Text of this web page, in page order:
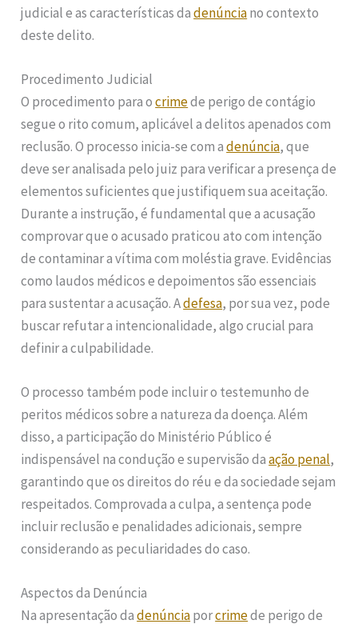
judicial e as características dadenúnciano contexto
deste delito.
Procedimento Judicial
O procedimento para ocrimede perigo de contágio
segue o rito comum, aplicável a delitos apenados com
reclusão. O processo inicia-se com adenúncia, que
deve ser analisada pelo juiz para verificar a presença de
elementos suficientes que justifiquem sua aceitação.
Durante a instrução, é fundamental que a acusação
comprovar que o acusado praticou ato com intenção
de contaminar a vítima com moléstia grave. Evidências
como laudos médicos e depoimentos são essenciais
para sustentar a acusação. Adefesa, por sua vez, pode
buscar refutar a intencionalidade, algo crucial para
definir a culpabilidade.
O processo também pode incluir o testemunho de
peritos médicos sobre a natureza da doença. Além
disso, a participação do Ministério Público é
indispensável na condução e supervisão daação penal,
garantindo que os direitos do réu e da sociedade sejam
respeitados. Comprovada a culpa, a sentença pode
incluir reclusão e penalidades adicionais, sempre
considerando as peculiaridades do caso.
Aspectos da Denúncia
Na apresentação dadenúnciaporcrimede perigo de